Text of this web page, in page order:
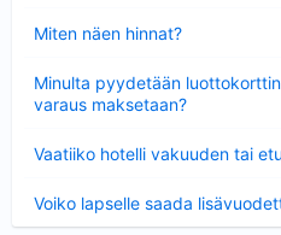
Miten näen hinnat?
Minulta pyydetään
varaus maksetaan?
Vaatiiko hotelli vakuuden tai
Voiko lapselle saada